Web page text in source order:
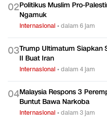
02Politikus Muslim Pro-
Ngamuk
Internasional •dalam 6 jam
03Trump Ultimatum Siapkan
II Buat Iran
Internasional •dalam 4 jam
04Malaysia Respons 3
Buntut Bawa Narkoba
Internasional •dalam 3 jam